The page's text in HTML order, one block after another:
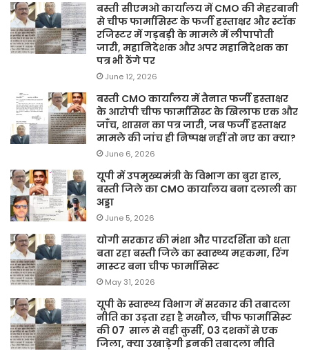
बस्ती सीएमओ कार्यालय में CMO की मेहरबानी
से चीफ फार्मासिस्ट के फर्जी हस्ताक्षर और स्टॉक
रजिस्टर में गड़बड़ी के मामले में लीपापोती
जारी, महानिदेशक और अपर महानिदेशक का
पत्र भी ठेंगे पर
June 12, 2026
बस्ती CMO कार्यालय में तैनात फर्जी हस्ताक्षर
के आरोपी चीफ फार्मासिस्ट के खिलाफ एक और
जाँच, शासन का पत्र जारी, जब फर्जी हस्ताक्षर
मामले की जांच ही निष्पक्ष नहीं तो नए का क्या?
June 6, 2026
यूपी में उपमुख्यमंत्री के विभाग का बुरा हाल,
बस्ती जिले का CMO कार्यालय बना दलाली का
अड्डा
June 5, 2026
योगी सरकार की मंशा और पारदर्शिता को धता
बता रहा बस्ती जिले का स्वास्थ्य महकमा, रिंग
मास्टर बना चीफ फार्मासिस्ट
May 31, 2026
यूपी के स्वास्थ्य विभाग में सरकार की तबादला
नीति का उड़ता रहा है मखौल, चीफ फार्मासिस्ट
की 07 साल से वही कुर्सी, 03 दशकों से एक
जिला, क्या उखाड़ेगी इनकी तबादला नीति